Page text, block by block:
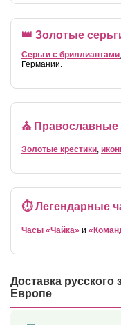
👑 Золотые
Серьги с бриллиантами
Германии.
⛪ Православные
Золотые крестики
⏱️ Легендарные
Часы «Чайка» и
Доставка русского
Европе